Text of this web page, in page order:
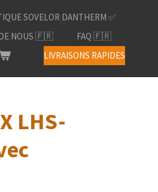
SOVELOR DANTHERM ✅
DE NOUS 🇫🇷
FAQ 🇫🇷
LIVRAISONS RAPIDES
LHS-